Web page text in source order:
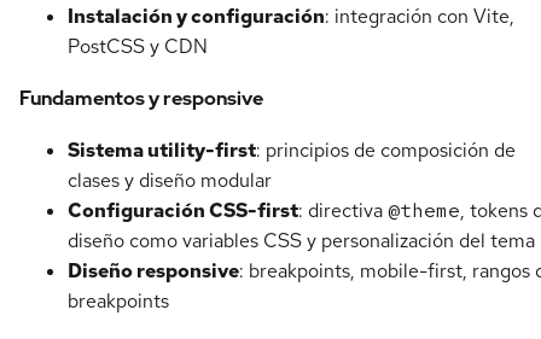
Instalación y configuración: integración con Vite,
PostCSS y CDN
Fundamentos y responsive
Sistema utility-first: principios de composición de
clases y diseño modular
Configuración CSS-first: directiva@theme, tokens
diseño como variables CSS y personalización del tema
Diseño responsive: breakpoints, mobile-first, rangos
breakpoints